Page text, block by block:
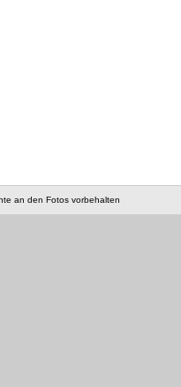
an den Fotos vorbehalten